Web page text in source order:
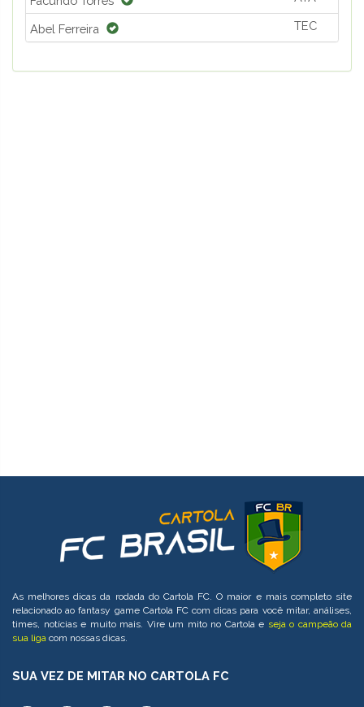
Abel Ferreira TEC
As melhores dicas da rodada do Cartola FC. O maior e mais completo site
relacionado ao fantasy game Cartola FC com dicas para você mitar, análises,
times, notícias e muito mais. Vire um mito no Cartola e seja o campeão da
sua liga com nossas dicas.
SUA VEZ DE MITAR NO CARTOLA FC